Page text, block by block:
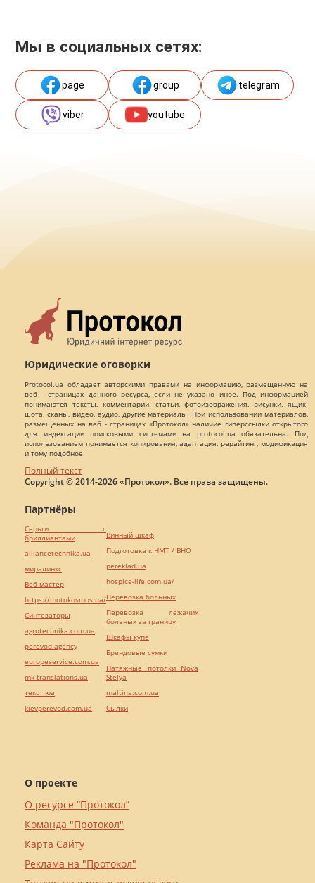
Мы в социальных сетях:
page group telegram
viber youtube
Юридические оговорки
Protocol.ua обладает авторскими правами на информацию, размещенную на
веб - страницах данного ресурса, если не указано иное. Под информацией
понимаются тексты, комментарии, статьи, фотоизображения, рисунки, ящик-
шота, сканы, видео, аудио, другие материалы. При использовании материалов,
размещенных на веб - страницах «Протокол» наличие гиперссылки открытого
для индексации поисковыми системами на protocol.ua обязательна. Под
использованием понимается копирования, адаптация, рерайтинг, модификация
и тому подобное.
Полный текст
Copyright © 2014-2026 «Протокол». Все права защищены.
О проекте
О ресурсе “Протокол”
Команда "Протокол"
Карта Сайту
Реклама на "Протокол"
Партнёры
Серьги с
бриллиантами
alliancetechnika.ua
миралинкс
Веб мастер
https://motokosmos.ua/
Синтезаторы
agrotechnika.com.ua
perevod.agency
europeservice.com.ua
mk-translations.ua
текст юа
kievperevod.com.ua
Винный шкаф
Подготовка к НМТ / ВНО
pereklad.ua
hospice-life.com.ua/
Перевозка больных
Перевозка лежачих
больных за границу
Шкафы купе
Брендовые сумки
Натяжные потолки Nova
Stelya
maltina.com.ua
Cылки